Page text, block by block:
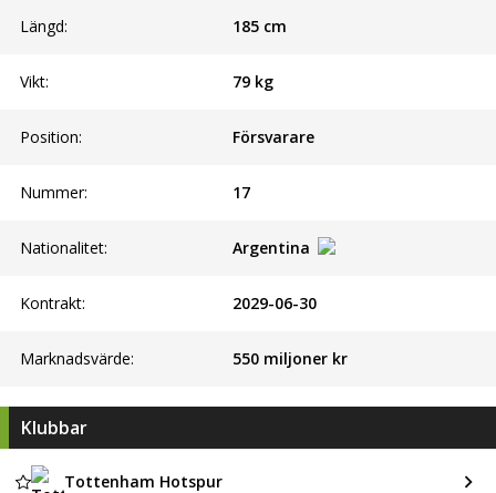
Längd: 185cm
Vikt: 79kg
Position: Försvarare
Nummer: 17
Nationalitet: Argentina
Kontrakt: 2029-06-30
Marknadsvärde: 550 miljoner kr
Klubbar
Tottenham Hotspur